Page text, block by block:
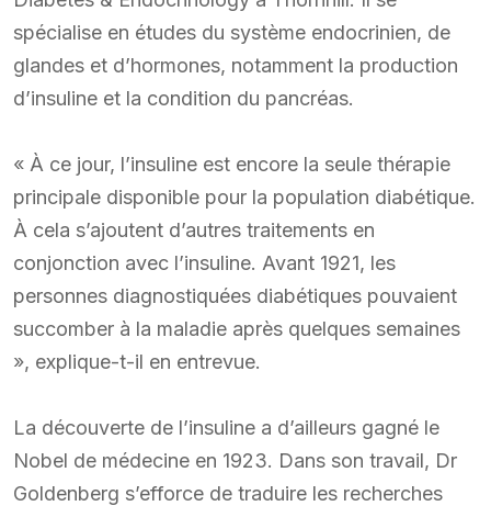
spécialise en études du système endocrinien, de
glandes et d’hormones, notamment la production
d’insuline et la condition du pancréas.
« À ce jour, l’insuline est encore la seule thérapie
principale disponible pour la population diabétique.
À cela s’ajoutent d’autres traitements en
conjonction avec l’insuline. Avant 1921, les
personnes diagnostiquées diabétiques pouvaient
succomber à la maladie après quelques semaines
», explique-t-il en entrevue.
La découverte de l’insuline a d’ailleurs gagné le
Nobel de médecine en 1923. Dans son travail, Dr
Goldenberg s’efforce de traduire les recherches